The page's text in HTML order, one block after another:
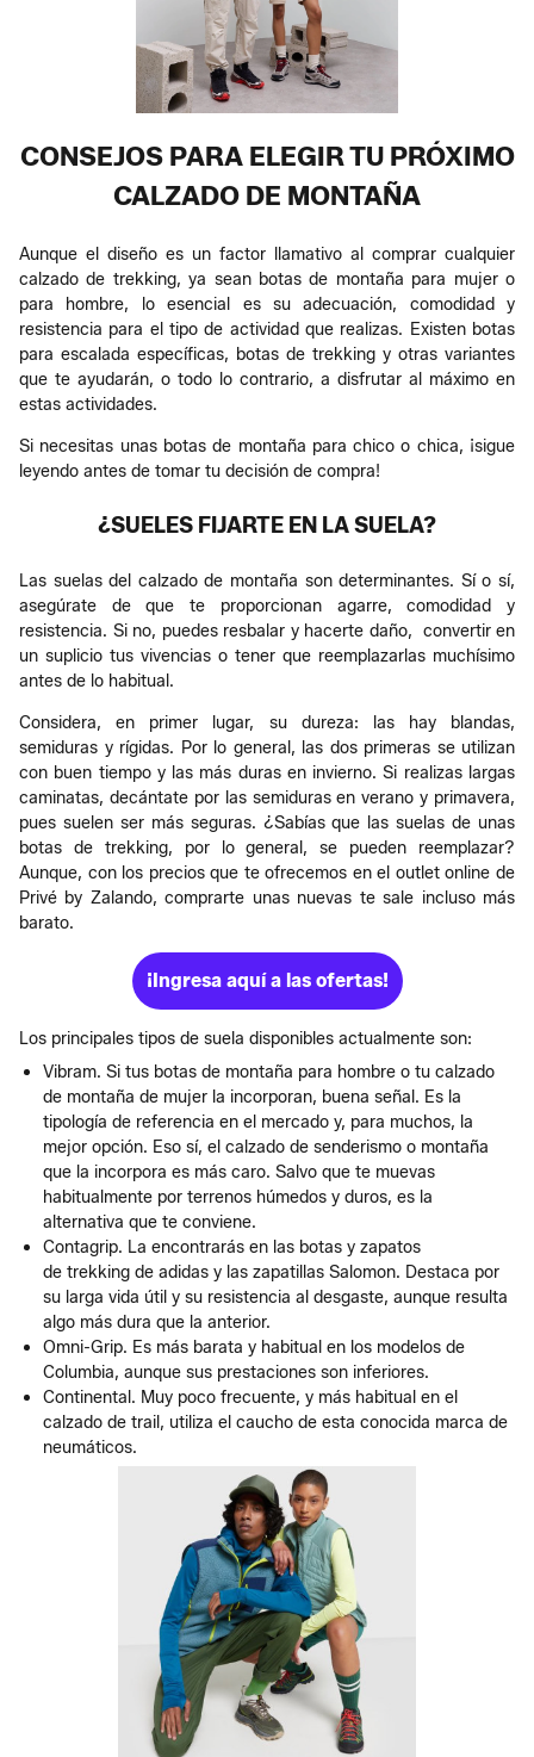
CONSEJOS PARA ELEGIR TU PRÓXIMO
CALZADO DE MONTAÑA
Aunque el diseño es un factor llamativo al comprar cualquier
calzado de trekking, ya sean botas de montaña para mujer o
para hombre, lo esencial es su adecuación, comodidad y
resistencia para el tipo de actividad que realizas. Existen botas
para escalada específicas, botas de trekking y otras variantes
que te ayudarán, o todo lo contrario, a disfrutar al máximo en
estas actividades.
Si necesitas unas botas de montaña para chico o chica, ¡sigue
leyendo antes de tomar tu decisión de compra!
¿SUELES FIJARTE EN LA SUELA?
Las suelas del calzado de montaña son determinantes. Sí o sí,
asegúrate de que te proporcionan agarre, comodidad y
resistencia. Si no, puedes resbalar y hacerte daño, convertir en
un suplicio tus vivencias o tener que reemplazarlas muchísimo
antes de lo habitual.
Considera, en primer lugar, su dureza: las hay blandas,
semiduras y rígidas. Por lo general, las dos primeras se utilizan
con buen tiempo y las más duras en invierno. Si realizas largas
caminatas, decántate por las semiduras en verano y primavera,
pues suelen ser más seguras. ¿Sabías que las suelas de unas
botas de trekking, por lo general, se pueden reemplazar?
Aunque, con los precios que te ofrecemos en el outlet online de
Privé by Zalando, comprarte unas nuevas te sale incluso más
barato.
¡Ingresa aquí a las ofertas!
Los principales tipos de suela disponibles actualmente son:
Vibram. Si tus botas de montaña para hombre o tu calzado
de montaña de mujer la incorporan, buena señal. Es la
tipología de referencia en el mercado y, para muchos, la
mejor opción. Eso sí, el calzado de senderismo o montaña
que la incorpora es más caro. Salvo que te muevas
habitualmente por terrenos húmedos y duros, es la
alternativa que te conviene.
Contagrip. La encontrarás en las botas y zapatos
de trekking de adidas y las zapatillas Salomon. Destaca por
su larga vida útil y su resistencia al desgaste, aunque resulta
algo más dura que la anterior.
Omni-Grip. Es más barata y habitual en los modelos de
Columbia, aunque sus prestaciones son inferiores.
Continental. Muy poco frecuente, y más habitual en el
calzado de trail, utiliza el caucho de esta conocida marca de
neumáticos.